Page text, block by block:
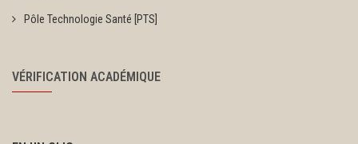
Pôle Technologie Santé [PTS]
VÉRIFICATION ACADÉMIQUE